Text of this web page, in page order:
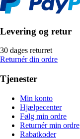
Levering og retur
30 dages returret
Returnér din ordre
Tjenester
Min konto
Hjælpecenter
Følg min ordre
Returnér min ordre
Rabatkoder